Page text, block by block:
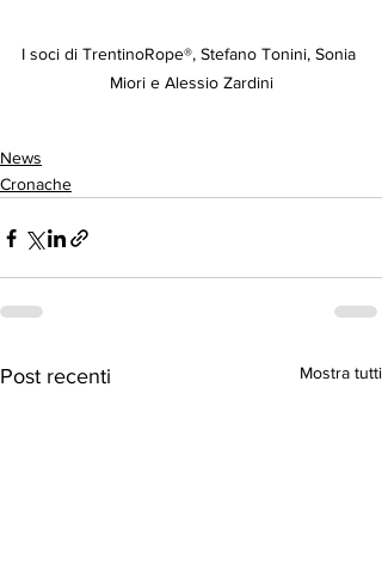
I soci di TrentinoRope®️, Stefano Tonini, Sonia
Miori e Alessio Zardini
News
Cronache
Post recenti Mostra tutti